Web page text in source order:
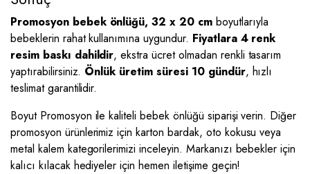
Promosyon bebek önlüğü, 32 x 20 cmboyutlarıyla
bebeklerin rahat kullanımına uygundur. Fiyatlara 4 renk
resim baskı dahildir, ekstra ücret olmadan renkli tasarım
yaptırabilirsiniz. Önlük üretim süresi 10 gündür, hızlı
teslimat garantilidir.
Boyut Promosyon ile kaliteli bebek önlüğü siparişi verin. Diğer
promosyon ürünlerimiz için karton bardak, oto kokusu veya
metal kalem kategorilerimizi inceleyin. Markanızı bebekler için
kalıcı kılacak hediyeler için hemen iletişime geçin!